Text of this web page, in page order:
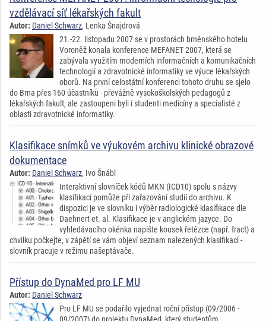
vzdělávací síť lékařských fakult
Autor: Daniel Schwarz, Lenka Šnajdrová
21.-22. listopadu 2007 se v prostorách brněnského hotelu
Voroněž konala konference MEFANET 2007, která se
zabývala využitím moderních informačních a komunikačních
technologií a zdravotnické informatiky ve výuce lékařských
oborů. Na první celostátní konferenci tohoto druhu se sjelo
do Brna přes 160 účastníků - převážně vysokoškolských pedagogů z
lékařských fakult, ale zastoupeni byli i studenti medicíny a specialisté z
oblasti zdravotnické informatiky.
Klasifikace snímků ve výukovém archivu klinické obrazové
dokumentace
Autor: Daniel Schwarz, Ivo Šnábl
Interaktivní slovníček kódů MKN (ICD10) spolu s názvy
klasifikací pomůže při zařazování studií do archivu. K
dispozici je ve slovníku i výběr radiologické klasifikace dle
Daehnert et. al. Klasifikace je v anglickém jazyce. Do
vyhledávacího okénka napište kousek řetězce (např. fract) a
chvilku počkejte, v zápětí se vám objeví seznam nalezených klasifikací -
slovník pracuje v režimu našeptávače.
Přístup do DynaMed pro LF MU
Autor: Daniel Schwarz
Pro LF MU se podařilo vyjednat roční přístup (09/2006 -
09/2007) do projektu DynaMed, který studentům